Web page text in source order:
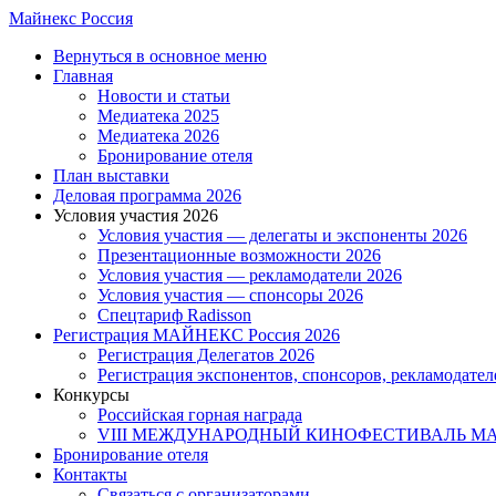
Skip
main
content
Майнекс Россия
Menu
Вернуться в основное меню
Главная
Новости и статьи
Медиатека 2025
Медиатека 2026
Бронирование отеля
План выставки
Деловая программа 2026
Условия участия 2026
Условия участия — делегаты и экспоненты 2026
Презентационные возможности 2026
Условия участия — рекламодатели 2026
Условия участия — спонсоры 2026
Спецтариф Radisson
Регистрация МАЙНЕКС Россия 2026
Регистрация Делегатов 2026
Регистрация экспонентов, спонсоров,
Конкурсы
Российская горная награда
VIII МЕЖДУНАРОДНЫЙ КИНОФЕСТИВАЛЬ
Бронирование отеля
Контакты